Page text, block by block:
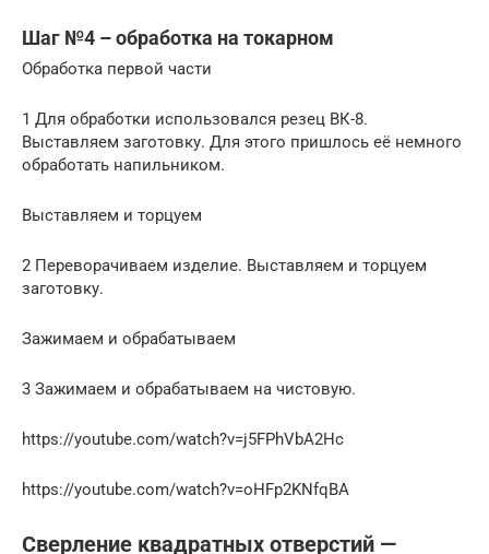
Шаг №4 – обработка на токарном
Обработка первой части
1 Для обработки использовался резец ВК-8.
Выставляем заготовку. Для этого пришлось её немного
обработать напильником.
Выставляем и торцуем
2 Переворачиваем изделие. Выставляем и торцуем
заготовку.
Зажимаем и обрабатываем
3 Зажимаем и обрабатываем на чистовую.
https://youtube.com/watch?v=j5FPhVbA2Hc
https://youtube.com/watch?v=oHFp2KNfqBA
Сверление квадратных отверстий —